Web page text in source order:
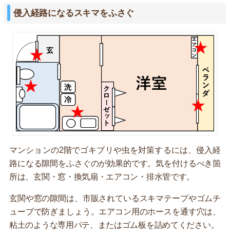
侵入経路になるスキマをふさぐ
マンションの2階でゴキブリや虫を対策するには、侵入経
路になる隙間をふさぐのが効果的です。気を付けるべき箇
所は、玄関・窓・換気扇・エアコン・排水管です。
玄関や窓の隙間は、市販されているスキマテープやゴムチ
ューブで防ぎましょう。エアコン用のホースを通す穴は、
粘土のような専用パテ、またはゴム板を詰めてください。